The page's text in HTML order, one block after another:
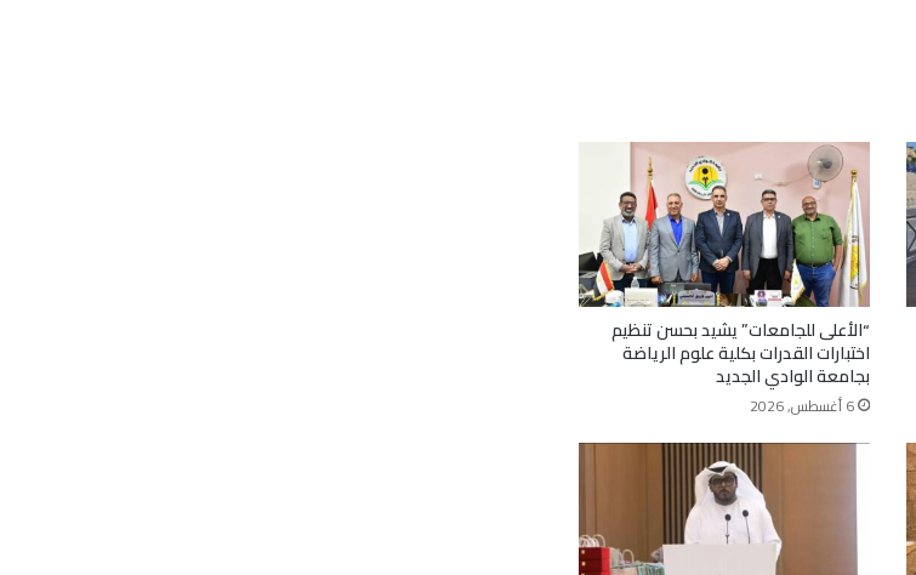
“الأعلى للجامعات” يشيد بحسن تنظيم
اختبارات القدرات بكلية علوم الرياضة
بجامعة الوادي الجديد
6 أغسطس, 2026